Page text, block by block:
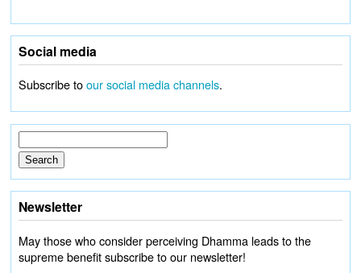
Social media
Subscribe toour social media channels.
Newsletter
May those who consider perceiving Dhamma leads to the
supreme benefit subscribe to our newsletter!